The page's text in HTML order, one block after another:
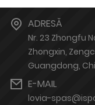
ADRESĂ
Nr. 23 Zhongfu
Zhongxin,
Guangdong,
E-MAIL
lovia-